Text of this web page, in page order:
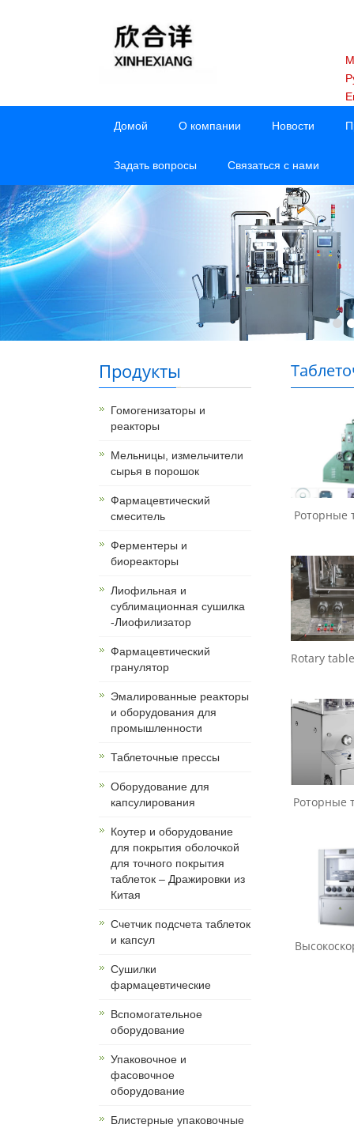
Домой О компании Новости
Задать вопросы Связаться с нами
Продукты
Гомогенизаторы и
реакторы
Мельницы, измельчители
сырья в порошок
Фармацевтический
смеситель
Ферментеры и
биореакторы
Лиофильная и
сублимационная сушилка
-Лиофилизатор
Фармацевтический
гранулятор
Эмалированные реакторы
и оборудования для
промышленности
Таблеточные прессы
Оборудование для
капсулирования
Коутер и оборудование
для покрытия оболочкой
для точного покрытия
таблеток – Дражировки из
Китая
Счетчик подсчета таблеток
и капсул
Сушилки
фармацевтические
Вспомогательное
оборудование
Упаковочное и
фасовочное
оборудование
Блистерные упаковочные
Роторные
Rotary
Роторные